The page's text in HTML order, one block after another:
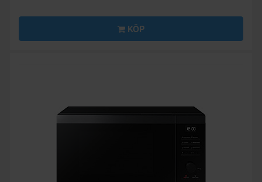
KÖP